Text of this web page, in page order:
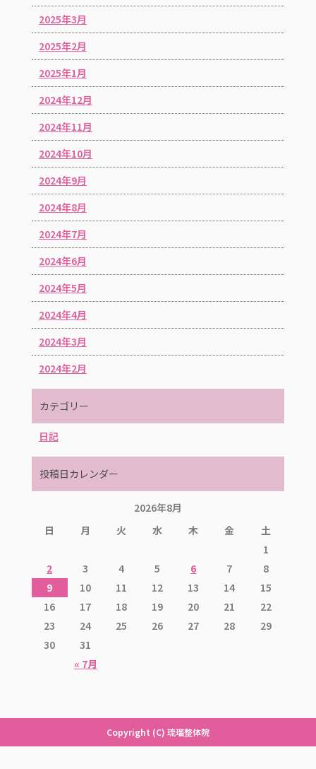
2025年3月
2025年2月
2025年1月
2024年12月
2024年11月
2024年10月
2024年9月
2024年8月
2024年7月
2024年6月
2024年5月
2024年4月
2024年3月
2024年2月
カテゴリー
日記
投稿日カレンダー
2026年8月
日
月 火 水 木 金 土
« 7月
1
2
3 4 5 6 7
8
9
10 11 12 13 14
15
16
17 18 19 20 21
22
23
24 25 26 27 28
29
30
31
Copyright (C) 琉瑠整体院